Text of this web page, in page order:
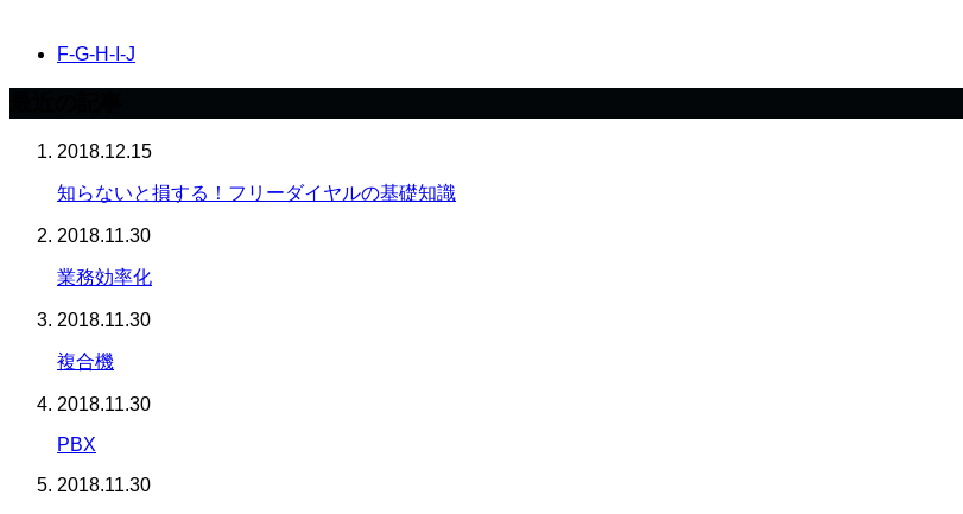
F-G-H-I-J
2018.12.15
知らないと損する！フリーダイヤルの基礎知識
2018.11.30
業務効率化
2018.11.30
複合機
2018.11.30
PBX
2018.11.30